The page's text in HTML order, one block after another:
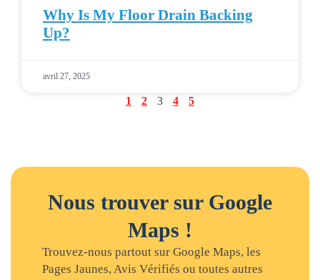
Why Is My Floor Drain Backing
Up?
avril 27, 2025
1 2 3 4 5
Nous trouver sur Google
Maps !
Trouvez-nous partout sur Google Maps, les
Pages Jaunes, Avis Vérifiés ou toutes autres